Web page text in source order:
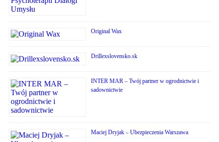
Original Wax
Drillexslovensko.sk
INTER MAR – Twój partner w ogrodnictwie i
sadownictwie
Maciej Dryjak – Ubezpieczenia Warszawa